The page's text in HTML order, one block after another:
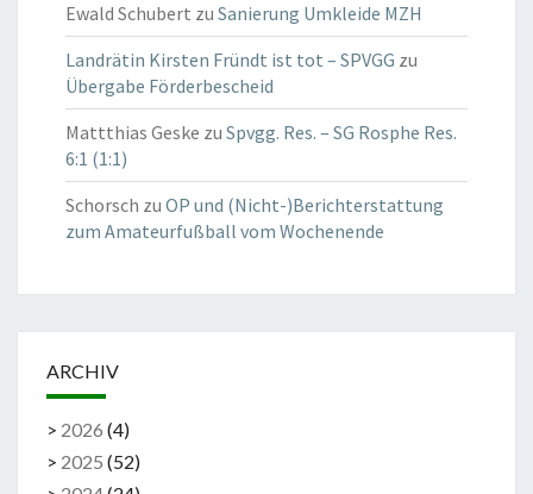
Ewald Schubert zu Sanierung Umkleide MZH
Landrätin Kirsten Fründt ist tot – SPVGG zu
Übergabe Förderbescheid
Mattthias Geske zu Spvgg. Res. – SG Rosphe Res.
6:1 (1:1)
Schorsch zu OP und (Nicht-)Berichterstattung
zum Amateurfußball vom Wochenende
ARCHIV
> 2026 (4)
> 2025 (52)